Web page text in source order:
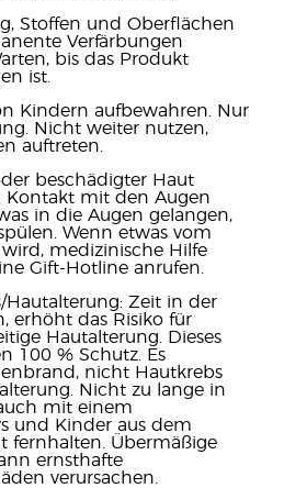
Stoffen und Oberflächen
Verfärbungen
bis das Produkt
ist.
Kindern aufbewahren. Nur
Nicht weiter nutzen,
auftreten.
beschädigter Haut
Kontakt mit den Augen
in die Augen gelangen,
Wenn etwas vom
medizinische Hilfe
Gift-Hotline anrufen.
Hautalterung: Zeit in der
erhöht das Risiko für
Hautalterung. Dieses
100 % Schutz. Es
nicht Hautkrebs
Nicht zu lange in
mit einem
und Kinder aus dem
fernhalten. Übermäßige
ernsthafte
verursachen.